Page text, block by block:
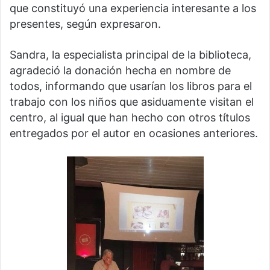
que constituyó una experiencia interesante a los
presentes, según expresaron.
Sandra, la especialista principal de la biblioteca,
agradeció la donación hecha en nombre de
todos, informando que usarían los libros para el
trabajo con los niños que asiduamente visitan el
centro, al igual que han hecho con otros títulos
entregados por el autor en ocasiones anteriores.